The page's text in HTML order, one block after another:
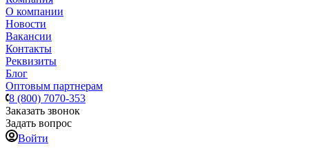
О компании
Новости
Вакансии
Контакты
Реквизиты
Блог
Оптовым партнерам
8 (800) 7070-353
Заказать звонок
Задать вопрос
Войти